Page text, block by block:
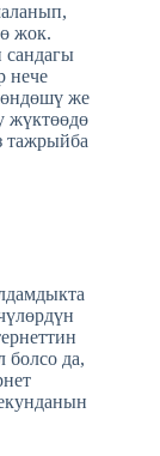
жок.
сандагы
нече
же
жүктөөдө
тажрыйба
болсо да,